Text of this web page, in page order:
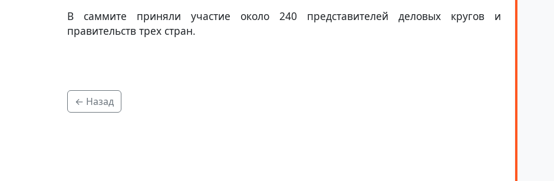
В саммите приняли участие около 240 представителей деловых кругов и
правительств трех стран.
← Назад